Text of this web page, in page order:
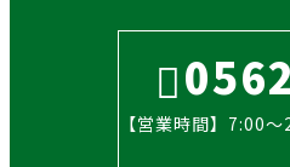
【営業時間】7:00